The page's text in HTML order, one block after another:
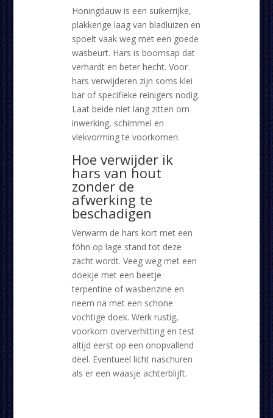
Honingdauw is een suikerrijke,
plakkerige laag van bladluizen en
spoelt vaak weg met een goede
wasbeurt. Hars is boomsap dat
verhardt en beter hecht. Voor
hars verwijderen zijn soms klei
bar of specifieke reinigers nodig.
Laat beide niet lang zitten om
inwerking, schimmel en
vlekvorming te voorkomen.
Hoe verwijder ik
hars van hout
zonder de
afwerking te
beschadigen
Verwarm de hars kort met een
föhn op lage stand tot deze
zacht wordt. Veeg weg met een
doekje met een beetje
terpentine of wasbenzine en
neem na met een schone
vochtige doek. Werk rustig,
voorkom oververhitting en test
altijd eerst op een onopvallend
deel. Eventueel licht naschuren
als er een waasje achterblijft.